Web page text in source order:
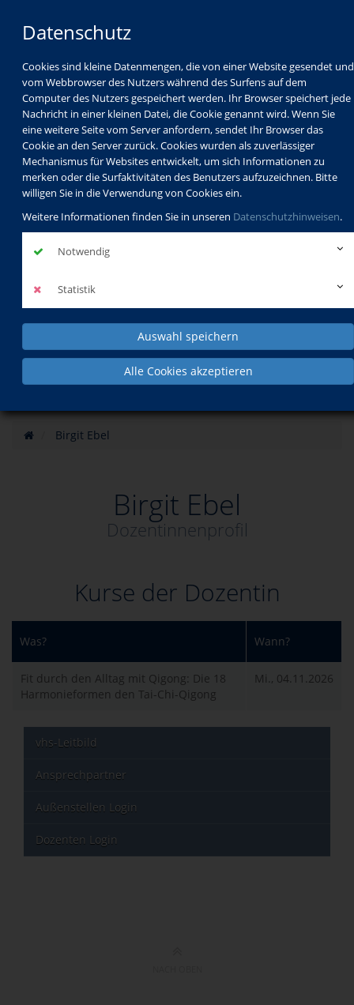
Datenschutz
Cookies sind kleine Datenmengen, die von einer Website gesendet und
vom Webbrowser des Nutzers während des Surfens auf dem
Computer des Nutzers gespeichert werden. Ihr Browser speichert jede
Nachricht in einer kleinen Datei, die Cookie genannt wird. Wenn Sie
eine weitere Seite vom Server anfordern, sendet Ihr Browser das
Cookie an den Server zurück. Cookies wurden als zuverlässiger
Mechanismus für Websites entwickelt, um sich Informationen zu
merken oder die Surfaktivitäten des Benutzers aufzuzeichnen. Bitte
willigen Sie in die Verwendung von Cookies ein.
Weitere Informationen finden Sie in unseren Datenschutzhinweisen.
Notwendig
Statistik
Auswahl speichern
Alle Cookies akzeptieren
Programm
Schulabschlüsse
Schulkindbetreuung
Service
Birgit Ebel
Birgit Ebel
Dozentinnenprofil
Kurse der Dozentin
Was? Wann?
Fit durch den Alltag mit Qigong: Die 18
Harmonieformen den Tai-Chi-Qigong
Mi., 04.11.2026
vhs-Leitbild
Ansprechpartner
Außenstellen Login
Dozenten Login